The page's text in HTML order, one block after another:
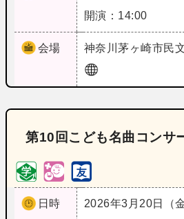
開演：14:00
会場 神奈川茅ヶ崎市民
第10回こども名曲コンサ
日時
2026年3月20日（金